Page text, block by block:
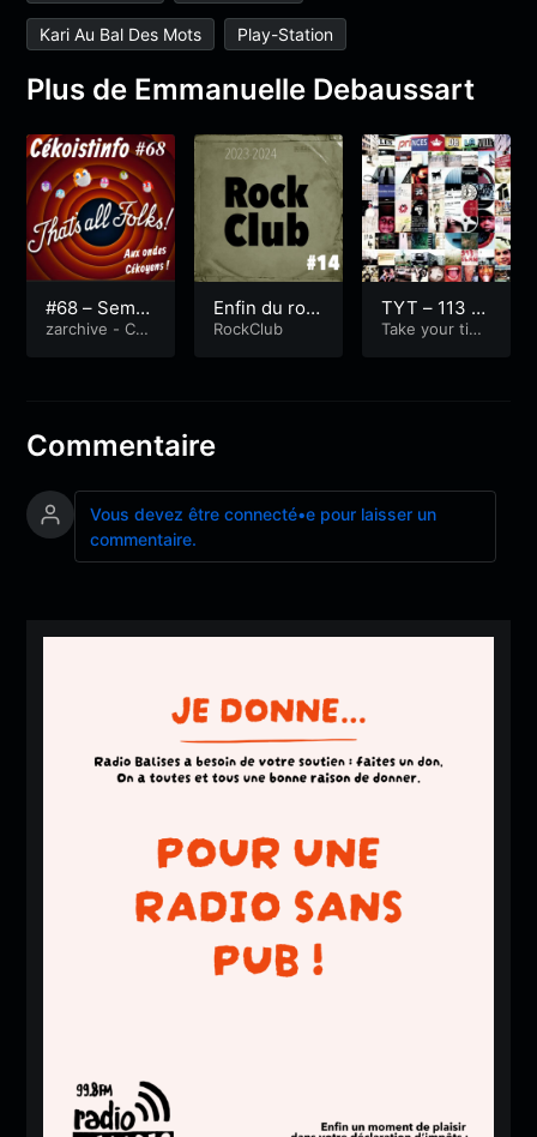
Kari Au Bal Des Mots Play-Station
Plus de Emmanuelle Debaussart
#68 – Semai
ne du 12/04/
zarchive - Cék
Enfin du roc
k !
RockClub
TYT – 113 –
Les Princes
Take your tim
Commentaire
Vous devez être connecté•e pour laisser un
commentaire.